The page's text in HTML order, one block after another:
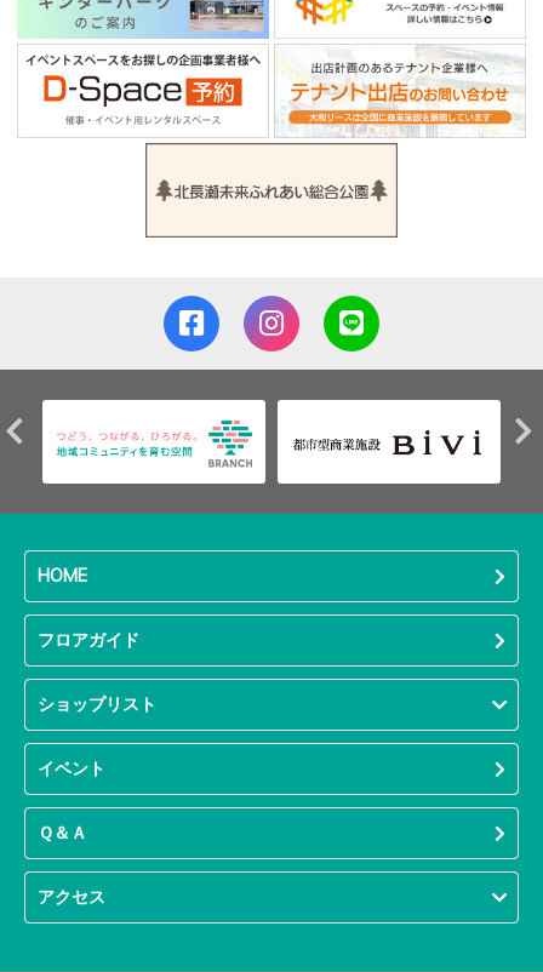
HOME
フロアガイド
ショップリスト
イベント
Ｑ＆Ａ
アクセス